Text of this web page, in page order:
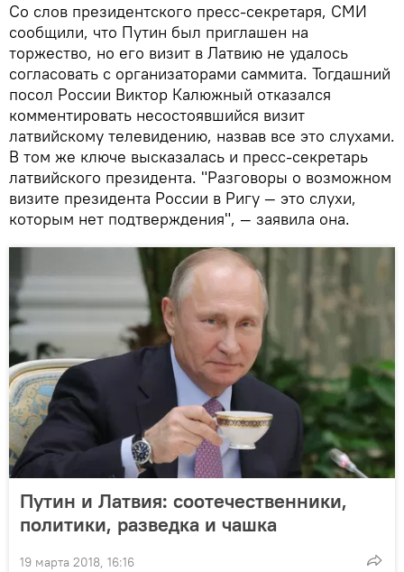
Со слов президентского пресс-секретаря, СМИ
сообщили, что Путин был приглашен на
торжество, но его визит в Латвию не удалось
согласовать с организаторами саммита. Тогдашний
посол России Виктор Калюжный отказался
комментировать несостоявшийся визит
латвийскому телевидению, назвав все это слухами.
В том же ключе высказалась и пресс-секретарь
латвийского президента. "Разговоры о возможном
визите президента России в Ригу — это слухи,
которым нет подтверждения", — заявила она.
Путин и Латвия: соотечественники,
политики, разведка и чашка
19 марта 2018, 16:16